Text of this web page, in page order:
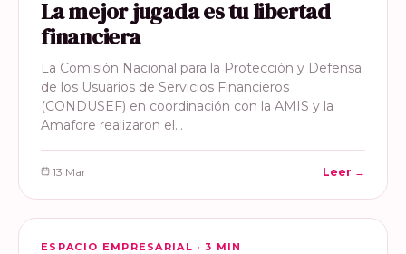
La mejor jugada es tu libertad
financiera
La Comisión Nacional para la Protección y Defensa
de los Usuarios de Servicios Financieros
(CONDUSEF) en coordinación con la AMIS y la
Amafore realizaron el…
13 Mar Leer →
ESPACIO EMPRESARIAL
ESPACIO EMPRESARIAL · 3 MIN